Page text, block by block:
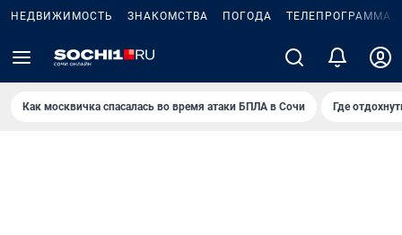
НЕДВИЖИМОСТЬ ЗНАКОМСТВА ПОГОДА ТЕЛЕПРОГРАММА
Как москвичка спасалась во время атаки БПЛА в Сочи Где